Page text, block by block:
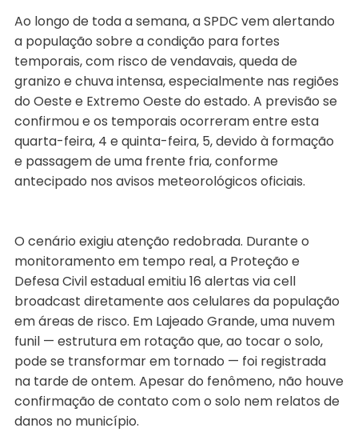
Ao longo de toda a semana, a SPDC vem alertando
a população sobre a condição para fortes
temporais, com risco de vendavais, queda de
granizo e chuva intensa, especialmente nas regiões
do Oeste e Extremo Oeste do estado. A previsão se
confirmou e os temporais ocorreram entre esta
quarta-feira, 4 e quinta-feira, 5, devido à formação
e passagem de uma frente fria, conforme
antecipado nos avisos meteorológicos oficiais.
O cenário exigiu atenção redobrada. Durante o
monitoramento em tempo real, a Proteção e
Defesa Civil estadual emitiu 16 alertas via cell
broadcast diretamente aos celulares da população
em áreas de risco. Em Lajeado Grande, uma nuvem
funil — estrutura em rotação que, ao tocar o solo,
pode se transformar em tornado — foi registrada
na tarde de ontem. Apesar do fenômeno, não houve
confirmação de contato com o solo nem relatos de
danos no município.